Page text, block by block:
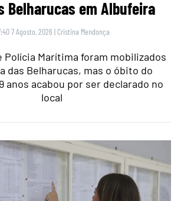
Belharucas em Albufeira
7 Agosto, 2026 | Cristina Mendonça
Polícia Marítima foram mobilizados
das Belharucas, mas o óbito do
anos acabou por ser declarado no
local